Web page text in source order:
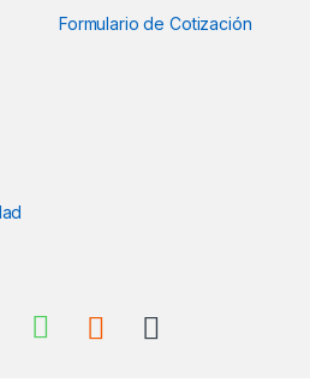
Formulario de Cotización